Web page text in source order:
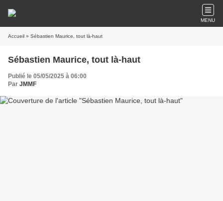
MENU
Accueil » Sébastien Maurice, tout là-haut
Sébastien Maurice, tout là-haut
Publié le 05/05/2025 à 06:00
Par JMMF